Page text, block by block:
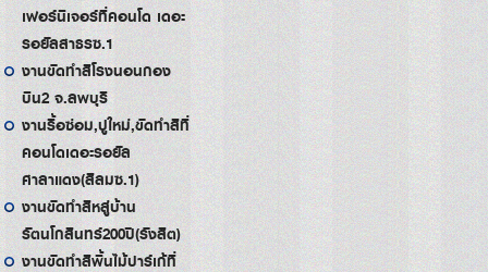
เฟอร์นิเจอร์ที่คอนโด เดอะ
รอยัลสาธรซ.1
งานขัดทำสีโรงนอนกอง
บิน2 จ.ลพบุรี
งานรื้อซ่อม,ปูใหม่,ขัดทำสีที่
คอนโดเดอะรอยัล
ศาลาแดง(สีลมซ.1)
งานขัดทำสีหสู่บ้าน
รัตนโกสินทร์200ปี(รังสิต)
งานขัดทำสีพื้นไม้ปาร์เก้ที่